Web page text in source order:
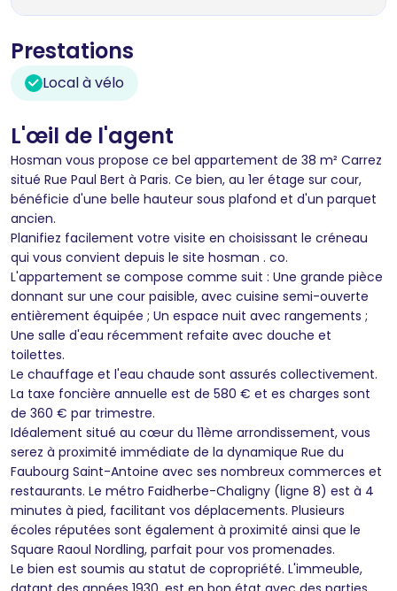
Prestations
Local à vélo
L'œil de l'agent
Hosman vous propose ce bel appartement de 38 m² Carrez
situé Rue Paul Bert à Paris. Ce bien, au 1er étage sur cour,
bénéficie d'une belle hauteur sous plafond et d'un parquet
ancien.
Planifiez facilement votre visite en choisissant le créneau
qui vous convient depuis le site hosman . co.
L'appartement se compose comme suit : Une grande pièce
donnant sur une cour paisible, avec cuisine semi-ouverte
entièrement équipée ; Un espace nuit avec rangements ;
Une salle d'eau récemment refaite avec douche et
toilettes.
Le chauffage et l'eau chaude sont assurés collectivement.
La taxe foncière annuelle est de 580 € et es charges sont
de 360 € par trimestre.
Idéalement situé au cœur du 11ème arrondissement, vous
serez à proximité immédiate de la dynamique Rue du
Faubourg Saint-Antoine avec ses nombreux commerces et
restaurants. Le métro Faidherbe-Chaligny (ligne 8) est à 4
minutes à pied, facilitant vos déplacements. Plusieurs
écoles réputées sont également à proximité ainsi que le
Square Raoul Nordling, parfait pour vos promenades.
Le bien est soumis au statut de copropriété. L'immeuble,